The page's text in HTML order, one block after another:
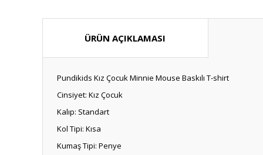
ÜRÜN AÇIKLAMASI
Pundikids Kız Çocuk Minnie Mouse Baskılı T-shirt
Cinsiyet: Kız Çocuk
Kalıp: Standart
Kol Tipi: Kısa
Kumaş Tipi: Penye